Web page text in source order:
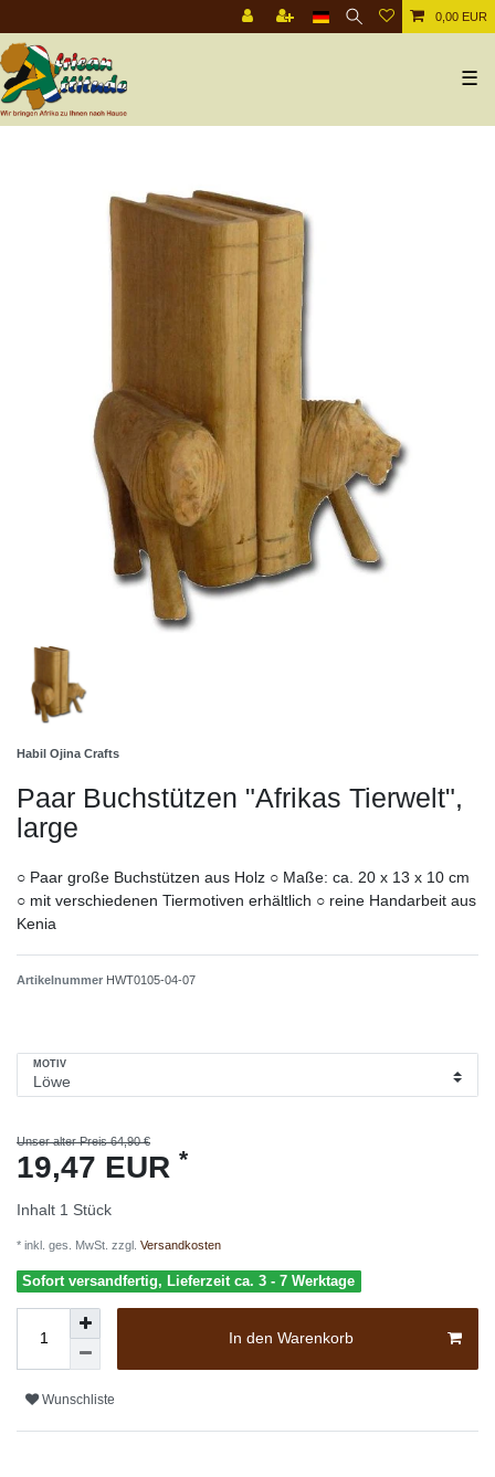
0,00 EUR
☰
Habil Ojina Crafts
Paar Buchstützen "Afrikas Tierwelt",
large
○ Paar große Buchstützen aus Holz ○ Maße: ca. 20 x 13 x 10 cm
○ mit verschiedenen Tiermotiven erhältlich ○ reine Handarbeit aus
Kenia
Artikelnummer HWT0105-04-07
MOTIV
Unser alter Preis 64,90 €
19,47 EUR *
Inhalt 1 Stück
* inkl. ges. MwSt. zzgl. Versandkosten
Sofort versandfertig, Lieferzeit ca. 3 - 7 Werktage
In den Warenkorb
Wunschliste